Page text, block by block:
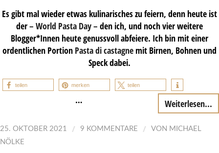
Es gibt mal wieder etwas kulinarisches zu feiern, denn heute ist
der– World Pasta Day – den ich, und noch vier weitere
Blogger*Innen heute genussvoll abfeiere. Ich bin mit einer
ordentlichen Portion Pasta di castagne mit Birnen, Bohnen und
Speck dabei.
teilen merken teilen
… Weiterlesen...
25. OKTOBER 2021 / 9 KOMMENTARE / VON MICHAEL
NÖLKE